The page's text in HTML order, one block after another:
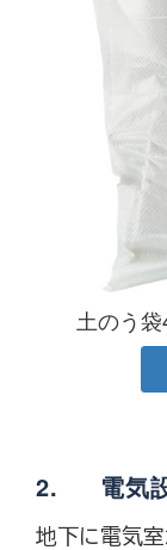
土のう
2. 電気設
地下に電気